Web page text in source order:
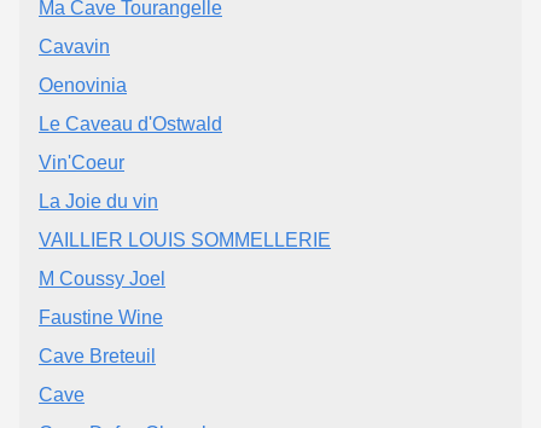
Ma Cave Tourangelle
Cavavin
Oenovinia
Le Caveau d'Ostwald
Vin'Coeur
La Joie du vin
VAILLIER LOUIS SOMMELLERIE
M Coussy Joel
Faustine Wine
Cave Breteuil
Cave